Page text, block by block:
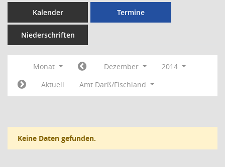
Kalender Termine
Niederschriften
Monat Dezember
2014
Aktuell
Amt Darß/Fischland
Keine Daten gefunden.